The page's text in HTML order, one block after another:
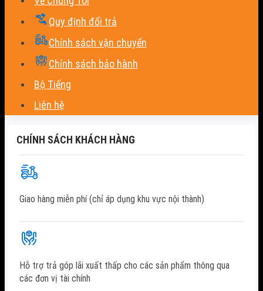
Quy định đổi trả
Chính sách vận chuyển
Chính sách bảo hành
Bộ Tiếng
Liên hệ
CHÍNH SÁCH KHÁCH HÀNG
Giao hàng miễn phí (chỉ áp dụng khu vực nội thành)
Hỗ trợ trả góp lãi xuất thấp cho các sản phẩm thông qua
các đơn vị tài chính